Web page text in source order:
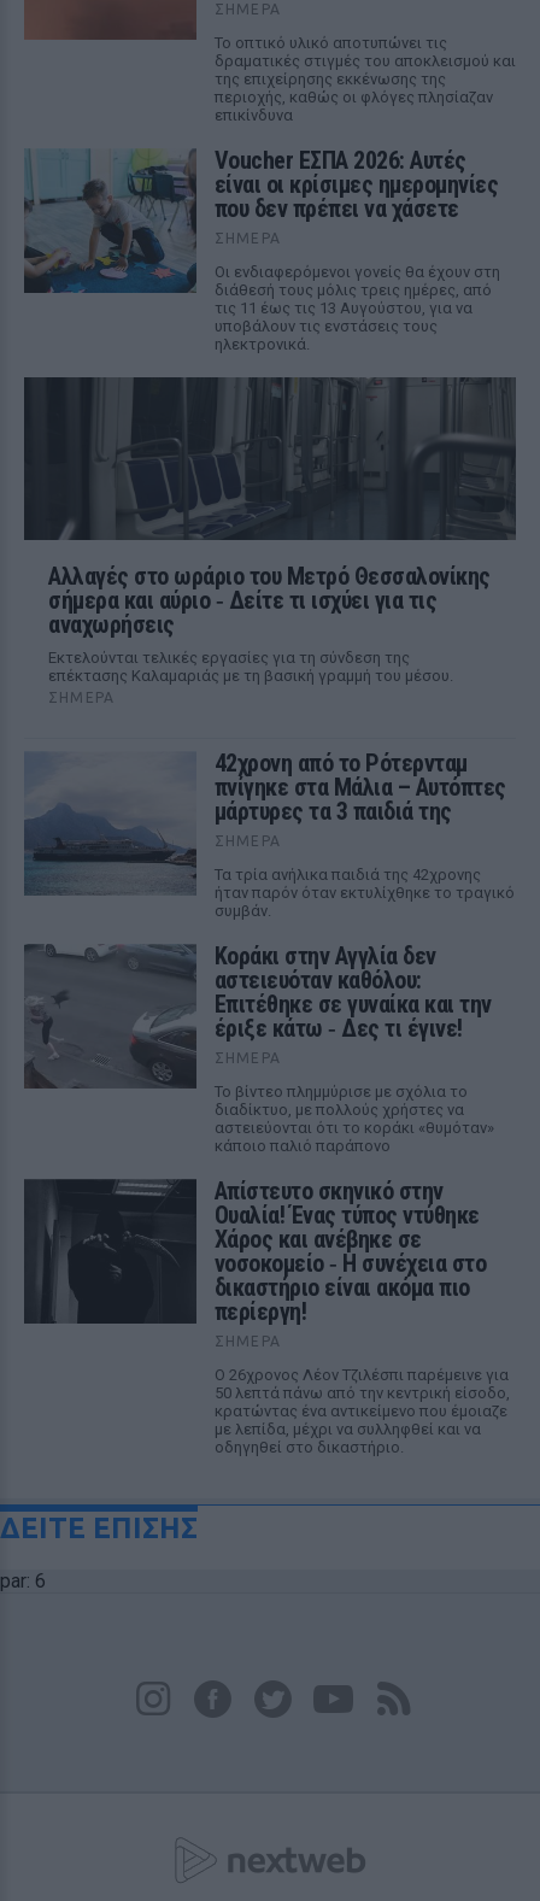
ΣΉΜΕΡΑ
Το οπτικό υλικό αποτυπώνει τις
δραματικές στιγμές του αποκλεισμού και
της επιχείρησης εκκένωσης της
περιοχής, καθώς οι φλόγες πλησίαζαν
επικίνδυνα
Voucher ΕΣΠΑ 2026: Αυτές
είναι οι κρίσιμες ημερομηνίες
που δεν πρέπει να χάσετε
ΣΉΜΕΡΑ
Οι ενδιαφερόμενοι γονείς θα έχουν στη
διάθεσή τους μόλις τρεις ημέρες, από
τις 11 έως τις 13 Αυγούστου, για να
υποβάλουν τις ενστάσεις τους
ηλεκτρονικά.
Αλλαγές στο ωράριο του Μετρό Θεσσαλονίκης
σήμερα και αύριο ‑ Δείτε τι ισχύει για τις
αναχωρήσεις
Εκτελούνται τελικές εργασίες για τη σύνδεση της
επέκτασης Καλαμαριάς με τη βασική γραμμή του μέσου.
ΣΉΜΕΡΑ
42χρονη από το Ρότερνταμ
πνίγηκε στα Μάλια – Αυτόπτες
μάρτυρες τα 3 παιδιά της
ΣΉΜΕΡΑ
Τα τρία ανήλικα παιδιά της 42χρονης
ήταν παρόν όταν εκτυλίχθηκε το τραγικό
συμβάν.
Kοράκι στην Αγγλία δεν
αστειευόταν καθόλου:
Επιτέθηκε σε γυναίκα και την
έριξε κάτω ‑ Δες τι έγινε!
ΣΉΜΕΡΑ
Το βίντεο πλημμύρισε με σχόλια το
διαδίκτυο, με πολλούς χρήστες να
αστειεύονται ότι το κοράκι «θυμόταν»
κάποιο παλιό παράπονο
Απίστευτο σκηνικό στην
Ουαλία! Ένας τύπος ντύθηκε
Χάρος και ανέβηκε σε
νοσοκομείο ‑ H συνέχεια στο
δικαστήριο είναι ακόμα πιο
περίεργη!
ΣΉΜΕΡΑ
Ο 26χρονος Λέον Τζιλέσπι παρέμεινε για
50 λεπτά πάνω από την κεντρική είσοδο,
κρατώντας ένα αντικείμενο που έμοιαζε
με λεπίδα, μέχρι να συλληφθεί και να
οδηγηθεί στο δικαστήριο.
ΔΕΙΤΕ ΕΠΙΣΗΣ
par: 6